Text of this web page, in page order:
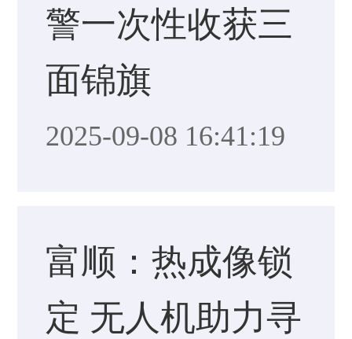
警一次性收获三
面锦旗
2025-09-08 16:41:19
富顺：热成像锁
定 无人机助力寻